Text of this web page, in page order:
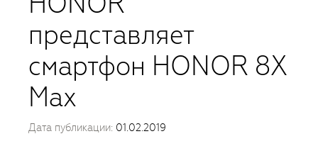
представляет
смартфон HONOR 8X
Max
Дата публикации: 01.02.2019